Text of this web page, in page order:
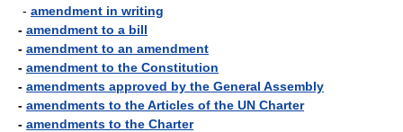
- amendment in writing
- amendment to a bill
- amendment to an amendment
- amendment to the Constitution
- amendments approved by the General Assembly
- amendments to the Articles of the UN Charter
- amendments to the Charter